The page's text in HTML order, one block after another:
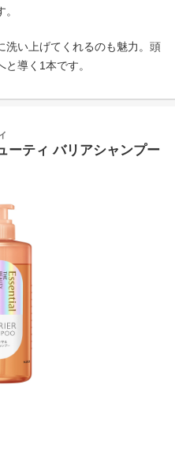
洗い上げてくれるのも魅力。頭
導く1本です。
ーティ バリアシャンプー